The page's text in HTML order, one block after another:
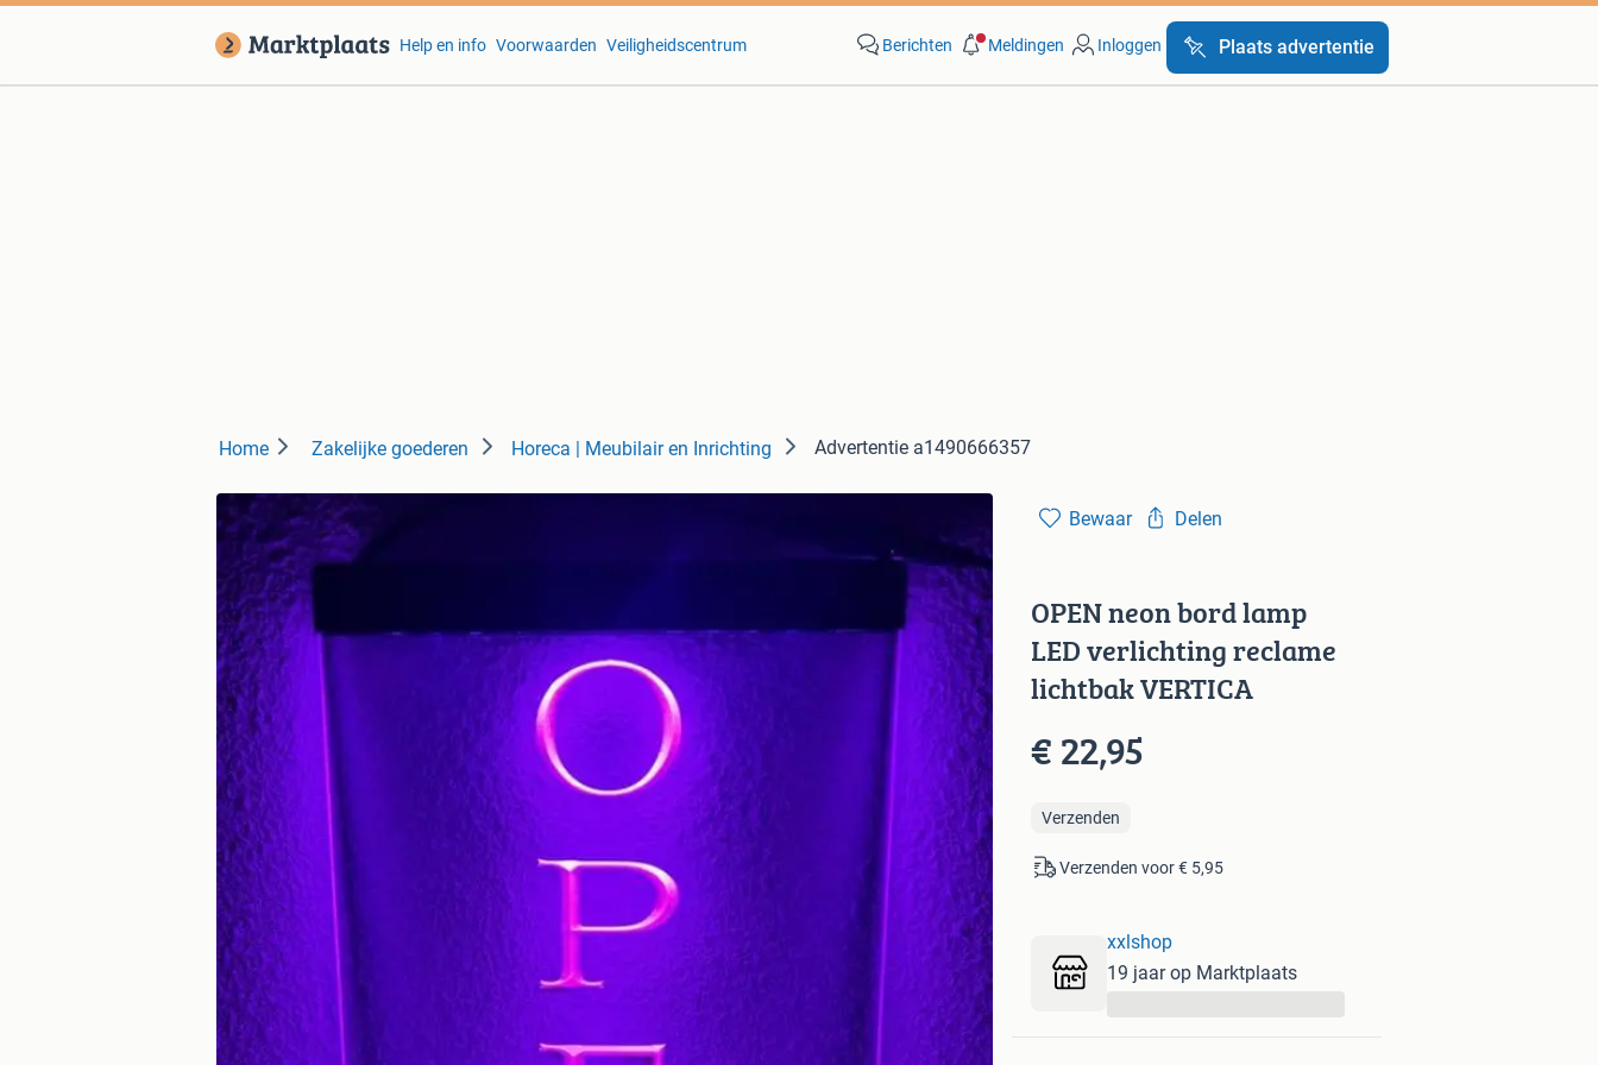
Help en info Voorwaarden Veiligheidscentrum Berichten Meldingen Inloggen Plaats advertentie
Home Zakelijke goederen Horeca | Meubilair en Inrichting Advertentie a1490666357
Bewaar Delen
OPEN neon bord lamp
LED verlichting reclame
lichtbak VERTICA
€ 22,95
Verzenden
Verzenden voor € 5,95
xxlshop
19 jaar op Marktplaats